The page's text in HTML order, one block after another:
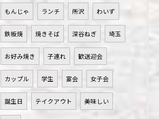
もんじゃ ランチ 所沢 わいず
鉄板焼 焼きそば 深谷ねぎ 埼玉
お好み焼き 子連れ 歓送迎会
カップル 学生 宴会 女子会
誕生日 テイクアウト 美味しい